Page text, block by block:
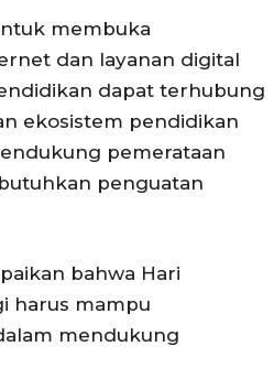
membuka
dan layanan digital
dapat terhubung
ekosistem pendidikan
pemerataan
penguatan
bahwa Hari
harus mampu
mendukung